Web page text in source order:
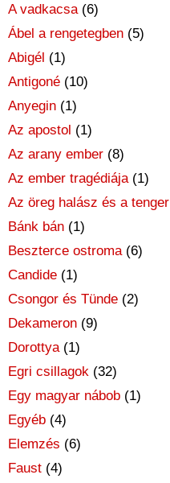
A vadkacsa(6)
Ábel a rengetegben (5)
Abigél (1)
Antigoné (10)
Anyegin (1)
Az apostol (1)
Az arany ember (8)
Az ember tragédiája(1)
Az öreg halász és a tenger
Bánk bán (1)
Beszterce ostroma(6)
Candide (1)
Csongor és Tünde (2)
Dekameron (9)
Dorottya(1)
Egri csillagok (32)
Egy magyar nábob (1)
Egyéb (4)
Elemzés (6)
Faust (4)